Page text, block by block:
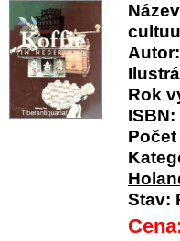
Autor:
Rok
ISBN:
Stav: